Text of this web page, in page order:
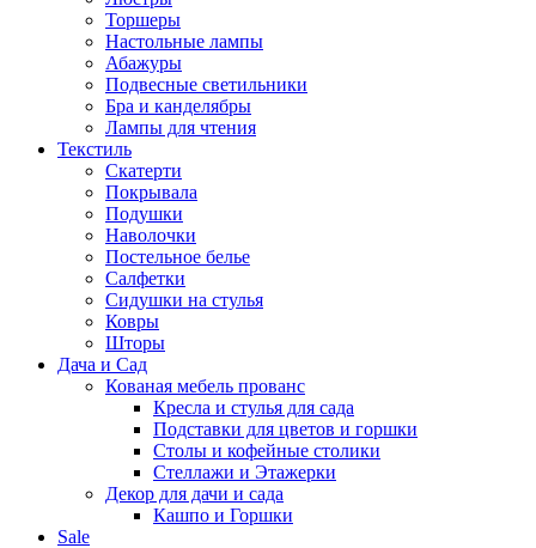
Торшеры
Настольные лампы
Абажуры
Подвесные светильники
Бра и канделябры
Лампы для чтения
Текстиль
Скатерти
Покрывала
Подушки
Наволочки
Постельное белье
Салфетки
Сидушки на стулья
Ковры
Шторы
Дача и Сад
Кованая мебель прованс
Кресла и стулья для сада
Подставки для цветов и горшки
Столы и кофейные столики
Стеллажи и Этажерки
Декор для дачи и сада
Кашпо и Горшки
Sale